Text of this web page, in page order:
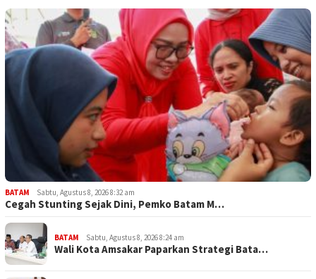
BATAM Sabtu, Agustus 8, 2026 8:32 am
Cegah Stunting Sejak Dini, Pemko Batam M…
BATAM Sabtu, Agustus 8, 2026 8:24 am
Wali Kota Amsakar Paparkan Strategi Bata…